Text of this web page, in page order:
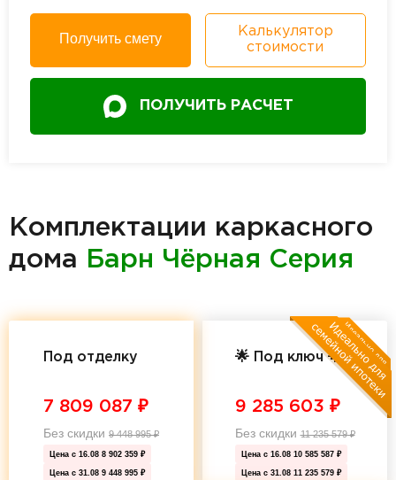
Получить смету
Калькулятор
стоимости
ПОЛУЧИТЬ РАСЧЕТ
Комплектации каркасного
дома
Барн Чёрная Серия
Под отделку
7 809 087 ₽
Без скидки 9 448 995₽
Цена с 16.08 8 902 359 ₽
Цена с 31.08 9 448 995 ₽
🌟 Под ключ 🌟
9 285 603 ₽
Без скидки11 235 579₽
Цена с 16.08 10 585 587 ₽
Цена с 31.08 11 235 579 ₽